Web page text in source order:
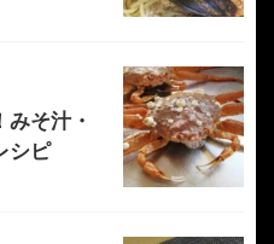
そ汁・
シピ